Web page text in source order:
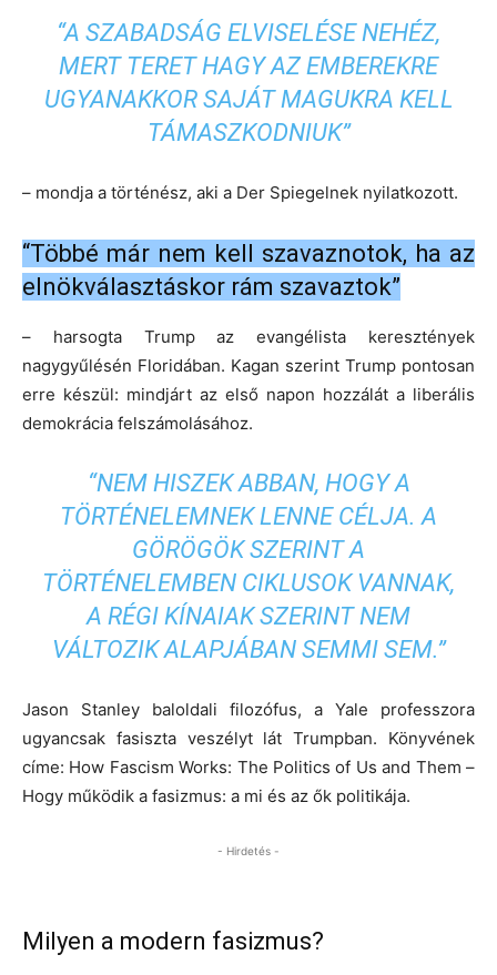
“A SZABADSÁG ELVISELÉSE NEHÉZ,
MERT TERET HAGY AZ EMBEREKRE
UGYANAKKOR SAJÁT MAGUKRA KELL
TÁMASZKODNIUK”
– mondja a történész, aki a Der Spiegelnek nyilatkozott.
“Többé már nem kell szavaznotok, ha az
elnökválasztáskor rám szavaztok”
– harsogta Trump az evangélista keresztények
nagygyűlésén Floridában. Kagan szerint Trump pontosan
erre készül: mindjárt az első napon hozzálát a liberális
demokrácia felszámolásához.
“NEM HISZEK ABBAN, HOGY A
TÖRTÉNELEMNEK LENNE CÉLJA. A
GÖRÖGÖK SZERINT A
TÖRTÉNELEMBEN CIKLUSOK VANNAK,
A RÉGI KÍNAIAK SZERINT NEM
VÁLTOZIK ALAPJÁBAN SEMMI SEM.”
Jason Stanley baloldali filozófus, a Yale professzora
ugyancsak fasiszta veszélyt lát Trumpban. Könyvének
címe: How Fascism Works: The Politics of Us and Them –
Hogy működik a fasizmus: a mi és az ők politikája.
- Hirdetés -
Milyen a modern fasizmus?